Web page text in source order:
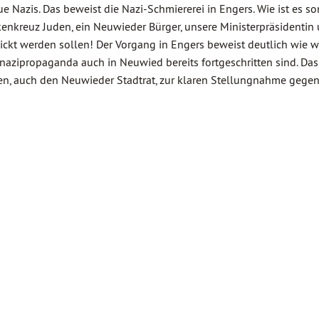
Nazis. Das beweist die Nazi-Schmiererei in Engers. Wie ist es
Juden, ein Neuwieder Bürger, unsere Ministerpräsidentin
werden sollen! Der Vorgang in Engers beweist deutlich wie
auch in Neuwied bereits fortgeschritten sind.
auch den Neuwieder Stadtrat, zur klaren Stellungnahme